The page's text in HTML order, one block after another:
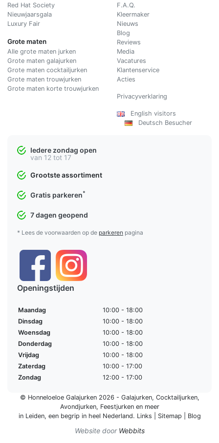
Red Hat Society
Nieuwjaarsgala
Luxury Fair
Grote maten
Alle grote maten jurken
Grote maten galajurken
Grote maten cocktailjurken
Grote maten trouwjurken
Grote maten korte trouwjurken
F.A.Q.
Kleermaker
Nieuws
Blog
Reviews
Media
Vacatures
Klantenservice
Acties
Privacyverklaring
English visitors
Deutsch Besucher
Iedere zondag open
van 12 tot 17
Grootste assortiment
Gratis parkeren*
7 dagen geopend
* Lees de voorwaarden op de parkeren pagina
Openingstijden
Maandag
10:00 - 18:00
Dinsdag
10:00 - 18:00
Woensdag
10:00 - 18:00
Donderdag
10:00 - 18:00
Vrijdag
10:00 - 18:00
Zaterdag
10:00 - 17:00
Zondag
12:00 - 17:00
© Honneloeloe Galajurken 2026 - Galajurken, Cocktailjurken,
Avondjurken, Feestjurkenen meer
in Leiden, een begrip in heel Nederland. Links Sitemap Blog
Website door Webbits